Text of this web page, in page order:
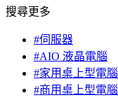
搜尋更多
#伺服器
#AIO 液晶電腦
#家用桌上型電腦
#商用桌上型電腦